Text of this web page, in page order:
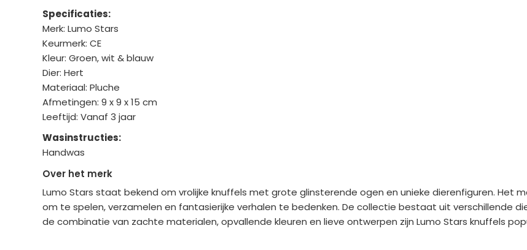
Specificaties:
Merk: Lumo Stars
Keurmerk: CE
Kleur: Groen, wit & blauw
Dier: Hert
Materiaal: Pluche
Afmetingen: 9 x 9 x 15 cm
Leeftijd: Vanaf 3 jaar
Wasinstructies:
Handwas
Over het merk
Lumo Stars staat bekend om vrolijke knuffels met grote glinsterende ogen en unieke dierenfiguren. Het
om te spelen, verzamelen en fantasierijke verhalen te bedenken. De collectie bestaat uit verschillende
de combinatie van zachte materialen, opvallende kleuren en lieve ontwerpen zijn Lumo Stars knuffels